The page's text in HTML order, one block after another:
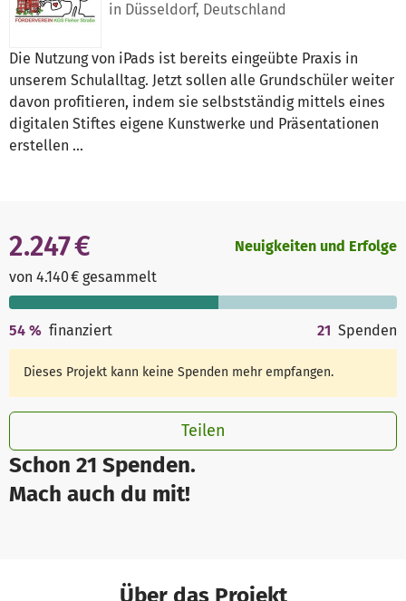
in Düsseldorf, Deutschland
Die Nutzung von iPads ist bereits eingeübte Praxis in
unserem Schulalltag. Jetzt sollen alle Grundschüler weiter
davon profitieren, indem sie selbstständig mittels eines
digitalen Stiftes eigene Kunstwerke und Präsentationen
erstellen ...
Schon 21 Spenden.
Mach auch du mit!
2.247 €
von 4.140 € gesammelt
Neuigkeiten und Erfolge
54 % finanziert 21 Spenden
Dieses Projekt kann keine Spenden mehr empfangen.
Teilen
Über das Projekt